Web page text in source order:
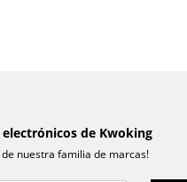
de Kwoking
nuestra familia de marcas!